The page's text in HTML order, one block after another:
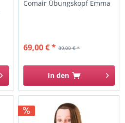
Comair Übungskopf Emma
89,00 € *
69,00 € *
In den